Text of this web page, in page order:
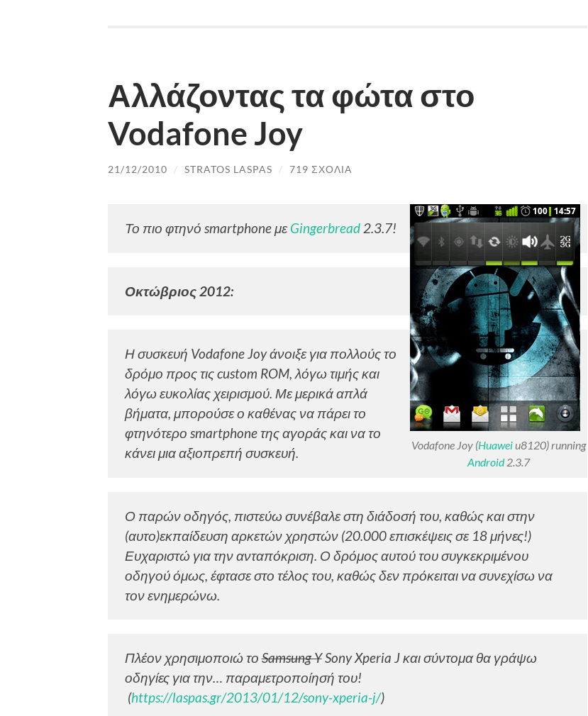
Αλλάζοντας τα φώτα στο
Vodafone Joy
21/12/2010 / STRATOS LASPAS / 719 ΣΧΌΛΙΑ
Vodafone Joy (Huaweiu8120) running
Android2.3.7
Το πιο φτηνό smartphone μεGingerbread2.3.7!
Οκτώβριος 2012:
Η συσκευή Vodafone Joy άνοιξε για πολλούς το
δρόμο προς τις custom ROM, λόγω τιμής και
λόγω ευκολίας χειρισμού. Με μερικά απλά
βήματα, μπορούσε ο καθένας να πάρει το
φτηνότερο smartphone της αγοράς και να το
κάνει μια αξιοπρεπή συσκευή.
Ο παρών οδηγός, πιστεύω συνέβαλε στη διάδοσή του, καθώς και στην
(αυτο)εκπαίδευση αρκετών χρηστών (20.000 επισκέψεις σε 18 μήνες!)
Ευχαριστώ για την ανταπόκριση. Ο δρόμος αυτού του συγκεκριμένου
οδηγού όμως, έφτασε στο τέλος του, καθώς δεν πρόκειται να συνεχίσω να
τον ενημερώνω.
Πλέον χρησιμοποιώ τοSamsung YSony Xperia J και σύντομα θα γράψω
οδηγίες για την… παραμετροποίησή του!
(https://laspas.gr/2013/01/12/sony-xperia-j/)